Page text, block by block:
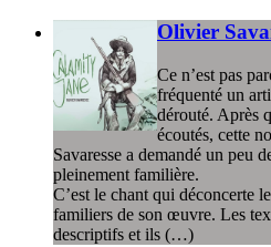
Olivier
Ce n’est pas
fréquenté un
dérouté. Après
écoutés, cette
Savaresse a demandé un peu
pleinement familière.
C’est le chant qui déconcerte
familiers de son œuvre. Les
descriptifs et ils (…)